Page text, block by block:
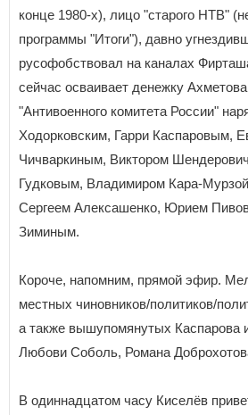
конце 1980-х), лицо "старого НТВ"
программы "Итоги"), давно
русофобствовал на каналах
сейчас осваивает денежку
"Антивоенного комитета России"
Ходорковским, Гарри Каспаровым,
Чичваркиным, Виктором
Гудковым, Владимиром Кара-
Сергеем Алексашенко, Юрием
Зиминым.
Короче, напомним, прямой эфир.
местных чиновников/политиков/
а также вышупомянутых Каспарова
Любови Соболь, Романа
В одиннадцатом часу Киселёв